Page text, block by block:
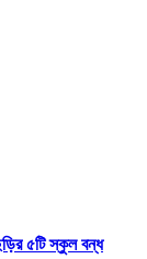
৫টি স্কুল বন্ধ